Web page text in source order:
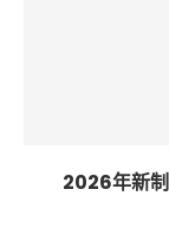
2026年新